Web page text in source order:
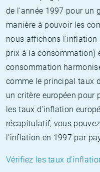
de l'année 1997 pour un
manière à pouvoir les
nous affichons l'inflation
prix à la consommation)
consommation
comme le principal taux
un critère européen pour
les taux d'inflation
récapitulatif, vous
l'inflation en 1997 par
Vérifiez les taux